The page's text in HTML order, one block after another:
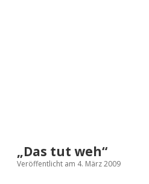
„Das tut weh“
Veröffentlicht am 4. März 2009